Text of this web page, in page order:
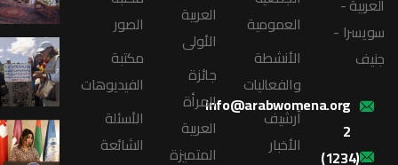
العربية -
سويسرا -
جنيف
info@arabwomena.org
2
(1234)
العمومية
الأنشطة
والفعاليات
أرشيف
الأخبار
العربية
الأولى
جائزة
المرأة
العربية
المتميزة
الصور
مكتبة
الفيديوهات
الأسئلة
الشائعة